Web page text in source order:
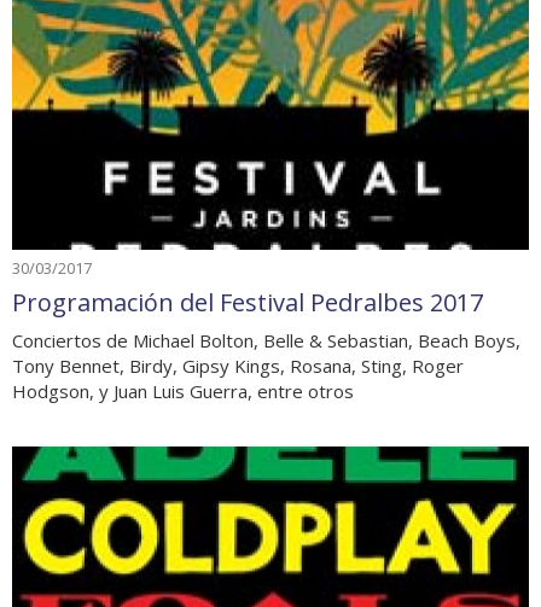
30/03/2017
Programación del Festival Pedralbes 2017
Conciertos de Michael Bolton, Belle & Sebastian, Beach Boys,
Tony Bennet, Birdy, Gipsy Kings, Rosana, Sting, Roger
Hodgson, y Juan Luis Guerra, entre otros